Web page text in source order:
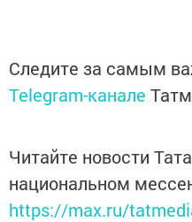
Следите за самым
Telegram-канале
Читайте новости
национальном
https://max.ru/